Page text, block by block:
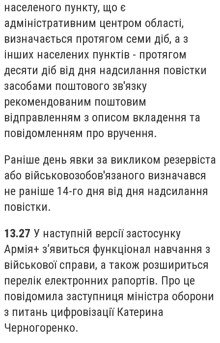
населеного пункту, що є
адміністративним центром області,
визначається протягом семи діб, а з
інших населених пунктів - протягом
десяти діб від дня надсилання повістки
засобами поштового зв'язку
рекомендованим поштовим
відправленням з описом вкладення та
повідомленням про вручення.
Раніше день явки за викликом резервіста
або військовозобов'язаного визначався
не раніше 14-го дня від дня надсилання
повістки.
13.27 У наступній версії застосунку
Армія+ з’явиться функціонал навчання з
військової справи, а також розшириться
перелік електронних рапортів. Про це
повідомила заступниця міністра оборони
з питань цифровізації Катерина
Черногоренко.